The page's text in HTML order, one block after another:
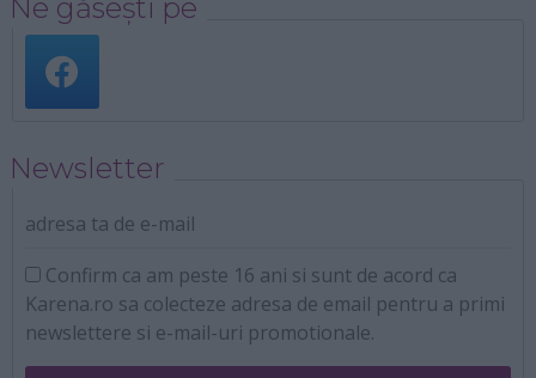
Ne găsești pe
Newsletter
adresa ta de e-mail
Confirm ca am peste 16 ani si sunt de acord ca
Karena.ro sa colecteze adresa de email pentru a primi
newslettere si e-mail-uri promotionale.